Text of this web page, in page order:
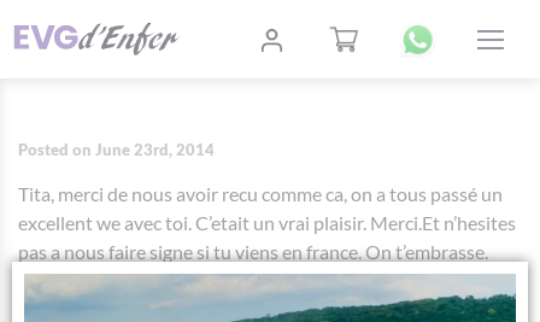
Posted on June 23rd, 2014
Tita, merci de nous avoir recu comme ca, on a tous passé un
excellent we avec toi. C’etait un vrai plaisir. Merci.Et n’hesites
pas a nous faire signe si tu viens en france. On t’embrasse.